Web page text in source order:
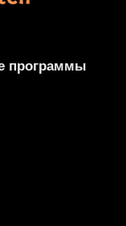
программы